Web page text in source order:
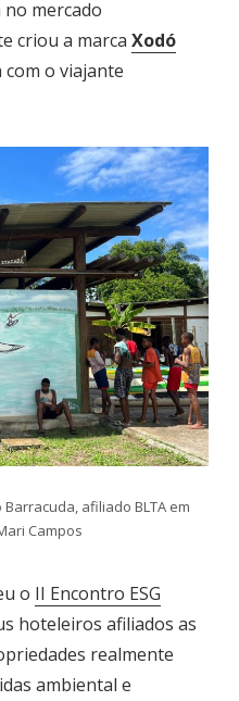
mercado
criou a marca Xodó
o viajante
afiliado BLTA em
Campos
o II Encontro ESG
hoteleiros afiliados as
realmente
ambiental e